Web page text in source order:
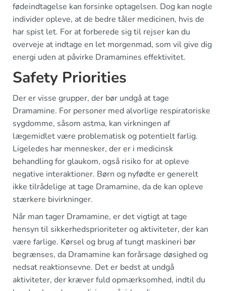
fødeindtagelse kan forsinke optagelsen. Dog kan nogle
individer opleve, at de bedre tåler medicinen, hvis de
har spist let. For at forberede sig til rejser kan du
overveje at indtage en let morgenmad, som vil give dig
energi uden at påvirke Dramamines effektivitet.
Safety Priorities
Der er visse grupper, der bør undgå at tage
Dramamine. For personer med alvorlige respiratoriske
sygdomme, såsom astma, kan virkningen af
lægemidlet være problematisk og potentielt farlig.
Ligeledes har mennesker, der er i medicinsk
behandling for glaukom, også risiko for at opleve
negative interaktioner. Børn og nyfødte er generelt
ikke tilrådelige at tage Dramamine, da de kan opleve
stærkere bivirkninger.
Når man tager Dramamine, er det vigtigt at tage
hensyn til sikkerhedsprioriteter og aktiviteter, der kan
være farlige. Kørsel og brug af tungt maskineri bør
begrænses, da Dramamine kan forårsage døsighed og
nedsat reaktionsevne. Det er bedst at undgå
aktiviteter, der kræver fuld opmærksomhed, indtil du